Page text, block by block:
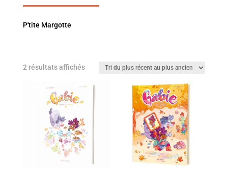
P'tite Margotte
2 résultats affichés